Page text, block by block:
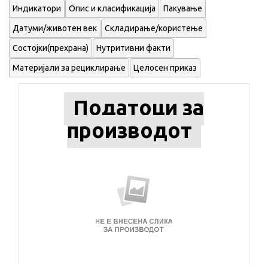
Индикатори Опис и класификација Пакување
Датуми/животен век Складирање/користење
Состојки(прехрана) Нутритивни факти
Материјали за рециклирање Целосен приказ
Податоци за
производот